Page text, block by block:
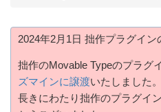
2024年2月1日 拙作プラグイン
拙作のMovable Typeのプラグ
ズマインに譲渡いたしました。
長きにわたり拙作のプラグイ